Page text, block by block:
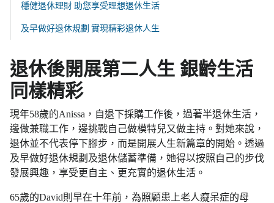
穩健退休理財 助您享受理想退休生活
及早做好退休規劃 實現精彩退休人生
退休後開展第二人生 銀齡生活
同樣精彩
現年58歲的Anissa，自退下採購工作後，過著半退休生活，
邊做兼職工作，邊挑戰自己做模特兒又做主持。對她來說，
退休並不代表停下腳步，而是開展人生新篇章的開始。透過
及早做好退休規劃及退休儲蓄準備，她得以按照自己的步伐
發展興趣，享受更自主、更充實的退休生活。
65歲的David則早在十年前，為照顧患上老人癡呆症的母